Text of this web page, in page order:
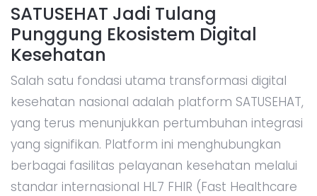
SATUSEHAT Jadi Tulang
Punggung Ekosistem Digital
Kesehatan
Salah satu fondasi utama transformasi digital
kesehatan nasional adalah platform SATUSEHAT,
yang terus menunjukkan pertumbuhan integrasi
yang signifikan. Platform ini menghubungkan
berbagai fasilitas pelayanan kesehatan melalui
standar internasional HL7 FHIR (Fast Healthcare